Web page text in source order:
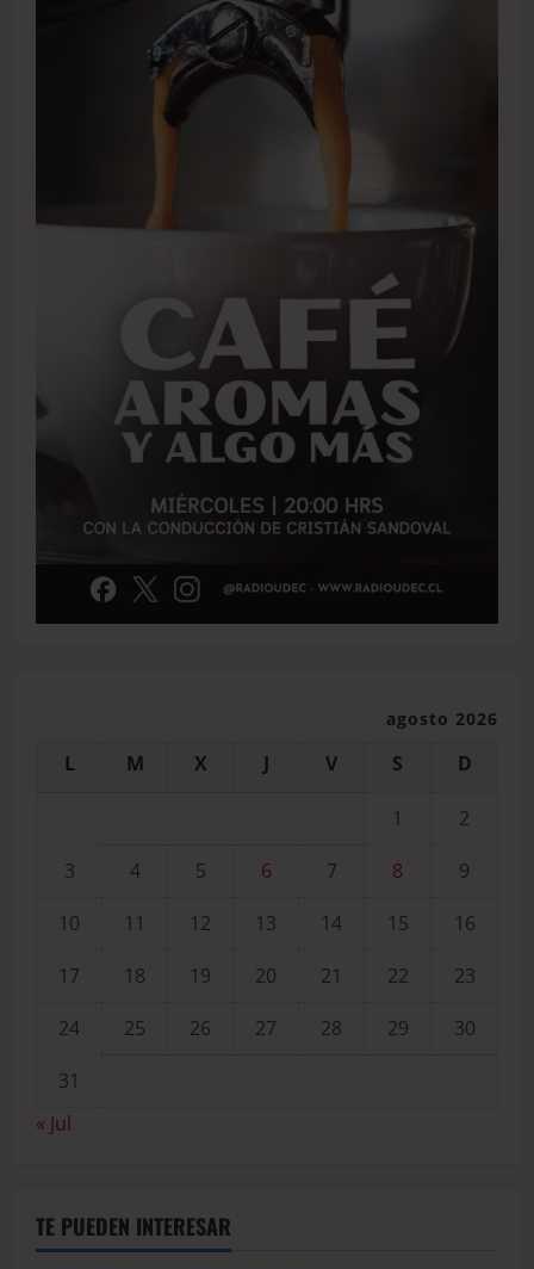
agosto 2026
L M X J V S D
1
2
3
4 5 6 7 8
9
10
11 12 13 14 15
16
17
18 19 20 21 22
23
24
25 26 27 28 29
30
31
« Jul
TE PUEDEN INTERESAR